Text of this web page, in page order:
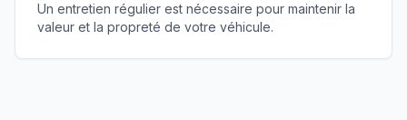
Un entretien régulier est nécessaire pour maintenir la
valeur et la propreté de votre véhicule.